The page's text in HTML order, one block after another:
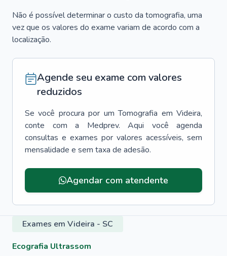
Não é possível determinar o custo da tomografia, uma
vez que os valores do exame variam de acordo com a
localização.
Agende seu exame com valores
reduzidos
Se você procura por um Tomografia em Videira,
conte com a Medprev. Aqui você agenda
consultas e exames por valores acessíveis, sem
mensalidade e sem taxa de adesão.
Agendar com atendente
Exames em Videira - SC
Ecografia Ultrassom